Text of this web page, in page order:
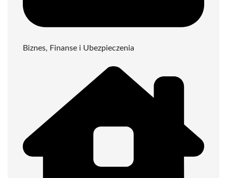
Biznes, Finanse i Ubezpieczenia